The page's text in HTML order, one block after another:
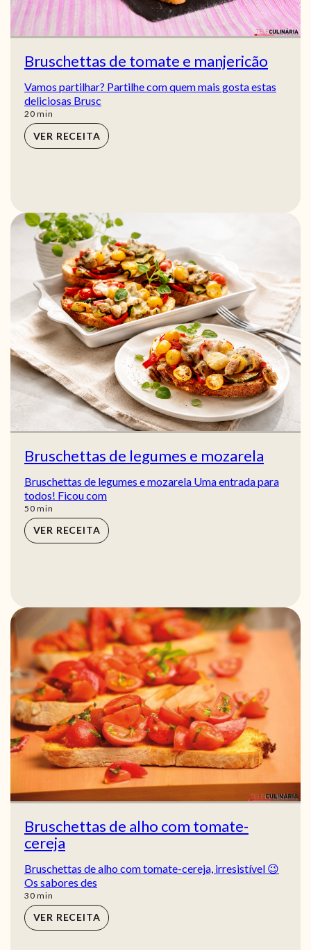
Bruschettas de tomate e manjericão
Vamos partilhar? Partilhe com quem mais gosta estas
deliciosas Brusc
20min
min
VER RECEITA
Bruschettas de legumes e mozarela
Bruschettas de legumes e mozarela Uma entrada para
todos! Ficou com
50min
min
VER RECEITA
Bruschettas de alho com tomate-
cereja
Bruschettas de alho com tomate-cereja, irresistível 😉
Os sabores des
30min
min
VER RECEITA